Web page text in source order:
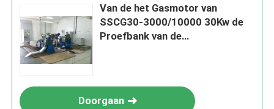
Van de het Gasmotor van
SSCG30-3000/10000 30Kw de
Proefbank van de
Doorgaan